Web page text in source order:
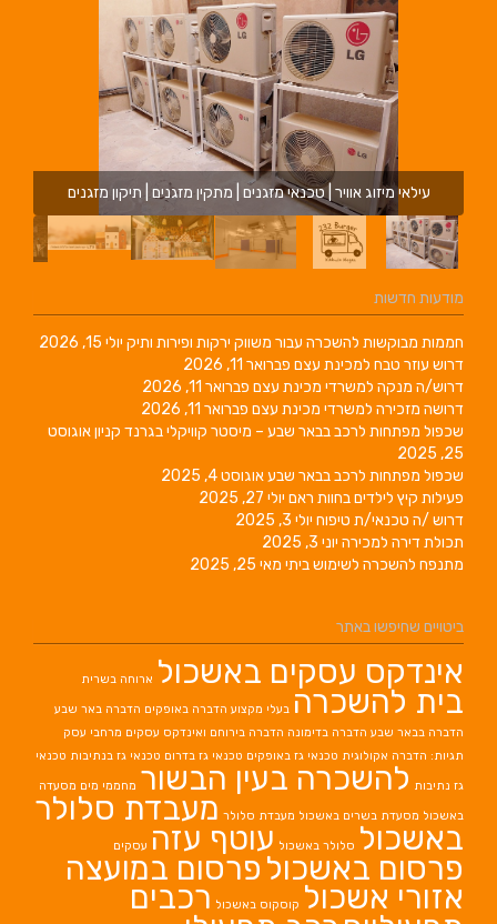
עילאי מיזוג אוויר | טכנאי מזגנים | מתקין מזגנים | תיקון מזגנים
מודעות חדשות
חממות מבוקשות להשכרה עבור משווק ירקות ופירות ותיק יולי 15, 2026
דרוש עוזר טבח למכינת עצם פברואר 11, 2026
דרוש/ה מנקה למשרדי מכינת עצם פברואר 11, 2026
דרושה מזכירה למשרדי מכינת עצם פברואר 11, 2026
שכפול מפתחות לרכב בבאר שבע – מיסטר קוויקלי בגרנד קניוןאוגוסט
25, 2025
שכפול מפתחות לרכב בבאר שבעאוגוסט 4, 2025
פעילות קיץ לילדים בחוות ראם יולי 27, 2025
דרוש /ה טכנאי/ת טיפוח יולי 3, 2025
תכולת דירה למכירה יוני 3, 2025
מתנפח להשכרה לשימוש ביתי מאי 25, 2025
ביטויים שחיפשו באתר
אינדקס עסקים באשכול ארוחה בשרית
בית להשכרה בעלי מקצוע הדברה באופקים הדברה באר שבע
הדברה בבאר שבע הדברה בדימונה הדברה בירוחם ואינדקס עסקים מרחבי עסק
תגיות: הדברה אקולוגית טכנאי גז באופקים טכנאי גז בדרום טכנאי גז בנתיבות טכנאי
גז נתיבות להשכרה בעין הבשור מחממי מים מסעדה
באשכול מסעדת בשרים באשכול מעבדת סלולר מעבדת סלולר
באשכול סלולר באשכול עוטף עזה עסקים
פרסום באשכול פרסום במועצה
אזורי אשכול קוסקוס באשכול רכבים